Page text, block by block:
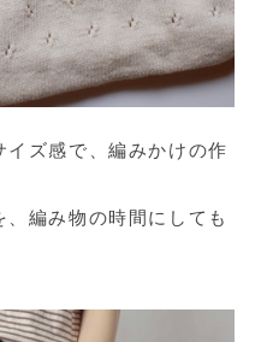
イズ感で、編みかけの作
編み物の時間にしても